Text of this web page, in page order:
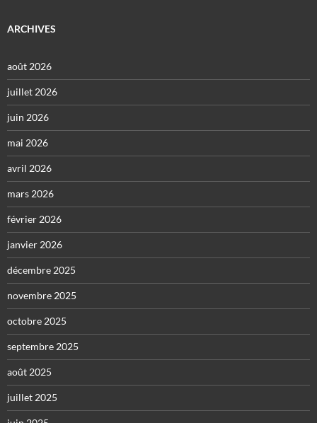
ARCHIVES
août 2026
juillet 2026
juin 2026
mai 2026
avril 2026
mars 2026
février 2026
janvier 2026
décembre 2025
novembre 2025
octobre 2025
septembre 2025
août 2025
juillet 2025